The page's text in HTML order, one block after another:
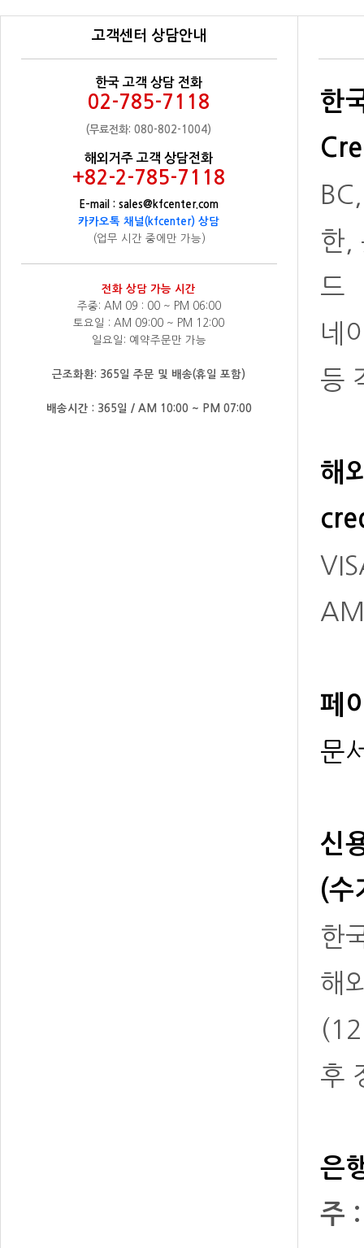
고객센터 상담안내
한국 고객 상담 전화
02-785-7118
(무료전화: 080-802-1004)
해외거주 고객 상담전화
+82-2-785-7118
E-mail : sales@kfcenter.com
카카오톡 채널(kfcenter) 상담
(업무 시간 중에만 가능)
전화 상담 가능 시간
주중: AM 09 : 00 ~ PM 06:00
토요일 : AM 09:00 ~ PM 12:00
일요일: 예약주문만 가능
근조화환: 365일 주문 및 배송(휴일 포함)
배송시간 : 365일 / AM 10:00 ~ PM 07:00
한
한,
드
네
등
해
페
문
신
(수
한
해
후
은
주